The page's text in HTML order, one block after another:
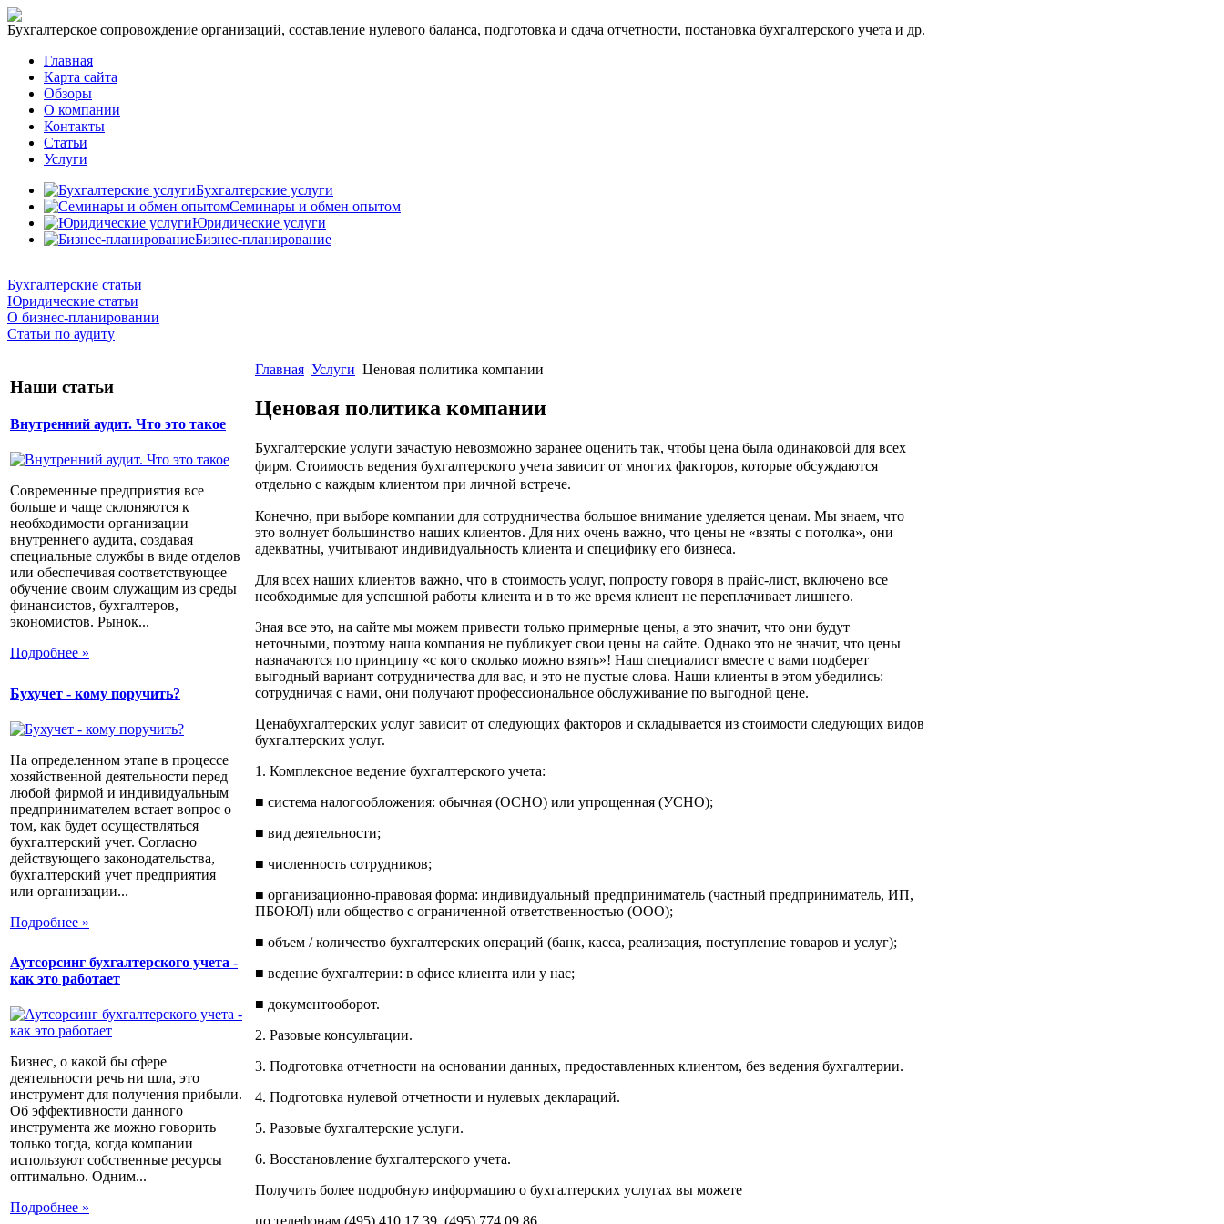
Бухгалтерское сопровождение организаций, составление нулевого баланса, подготовка и сдача отчетности, постановка бухгалтерского учета и др.
Главная
Карта сайта
Обзоры
О компании
Контакты
Статьи
Услуги
Бухгалтерские услуги
Семинары и обмен опытом
Юридические услуги
Бизнес-планирование
Бухгалтерские статьи
Юридические статьи
О бизнес-планировании
Статьи по аудиту
Наши статьи
Внутренний аудит. Что это такое
Современные предприятия все
больше и чаще склоняются к
необходимости организации
внутреннего аудита, создавая
специальные службы в виде отделов
или обеспечивая соответствующее
обучение своим служащим из среды
финансистов, бухгалтеров,
экономистов. Рынок...
Подробнее »
Бухучет - кому поручить?
На определенном этапе в процессе
хозяйственной деятельности перед
любой фирмой и индивидуальным
предпринимателем встает вопрос о
том, как будет осуществляться
бухгалтерский учет. Согласно
действующего законодательства,
бухгалтерский учет предприятия
или организации...
Подробнее »
Аутсорсинг бухгалтерского учета -
как это работает
Бизнес, о какой бы сфере
деятельности речь ни шла, это
инструмент для получения прибыли.
Об эффективности данного
инструмента же можно говорить
только тогда, когда компании
используют собственные ресурсы
оптимально. Одним...
Подробнее »
Главная Услуги Ценовая политика компании
Ценовая политика компании
Бухгалтерские услуги зачастую невозможно заранее оценить так, чтобы цена была одинаковой для всех
фирм. Стоимость ведения бухгалтерского учета зависит от многих факторов, которые обсуждаются
отдельно с каждым клиентом при личной встрече.
Конечно, при выборе компании для сотрудничества большое внимание уделяется ценам. Мы знаем, что
это волнует большинство наших клиентов. Для них очень важно, что цены не «взяты с потолка», они
адекватны, учитывают индивидуальность клиента и специфику его бизнеса.
Для всех наших клиентов важно, что в стоимость услуг, попросту говоря в прайс-лист, включено все
необходимые для успешной работы клиента и в то же время клиент не переплачивает лишнего.
Зная все это, на сайте мы можем привести только примерные цены, а это значит, что они будут
неточными, поэтому наша компания не публикует свои цены на сайте. Однако это не значит, что цены
назначаются по принципу «с кого сколько можно взять»! Наш специалист вместе с вами подберет
выгодный вариант сотрудничества для вас, и это не пустые слова. Наши клиенты в этом убедились:
сотрудничая с нами, они получают профессиональное обслуживание по выгодной цене.
Ценабухгалтерских услуг зависит от следующих факторов и складывается из стоимости следующих видов
бухгалтерских услуг.
1. Комплексное ведение бухгалтерского учета:
■ система налогообложения: обычная (ОСНО) или упрощенная (УСНО);
■ вид деятельности;
■ численность сотрудников;
■ организационно-правовая форма: индивидуальный предприниматель (частный предприниматель, ИП,
ПБОЮЛ) или общество с ограниченной ответственностью (ООО);
■ объем / количество бухгалтерских операций (банк, касса, реализация, поступление товаров и услуг);
■ ведение бухгалтерии: в офисе клиента или у нас;
■ документооборот.
2. Разовые консультации.
3. Подготовка отчетности на основании данных, предоставленных клиентом, без ведения бухгалтерии.
4. Подготовка нулевой отчетности и нулевых деклараций.
5. Разовые бухгалтерские услуги.
6. Восстановление бухгалтерского учета.
Получить более подробную информацию о бухгалтерских услугах вы можете
по телефонам (495) 410 17 39, (495) 774 09 86